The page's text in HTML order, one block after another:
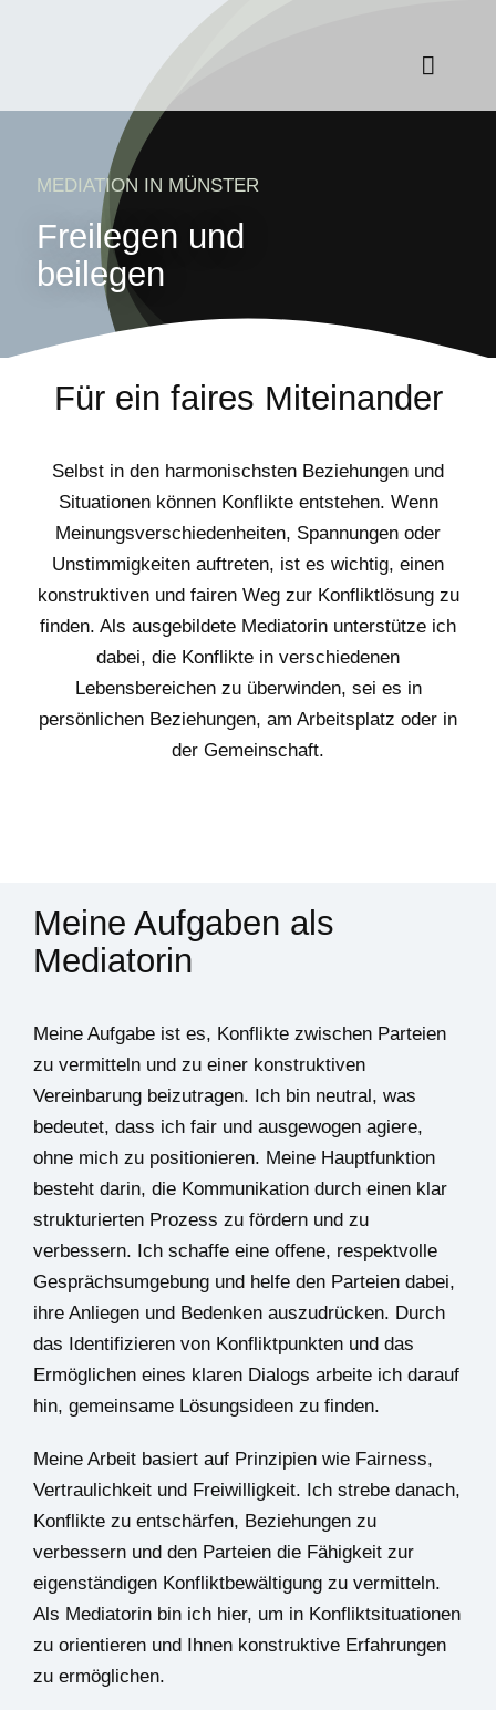
Toggle
MEDIATION IN MÜNSTER
Freilegen und
beilegen
Für ein faires Miteinander
Selbst in den harmonischsten Beziehungen und
Situationen können Konflikte entstehen. Wenn
Meinungsverschiedenheiten, Spannungen oder
Unstimmigkeiten auftreten, ist es wichtig, einen
konstruktiven und fairen Weg zur Konfliktlösung zu
finden. Als ausgebildete Mediatorin unterstütze ich
dabei, die Konflikte in verschiedenen
Lebensbereichen zu überwinden, sei es in
persönlichen Beziehungen, am Arbeitsplatz oder in
der Gemeinschaft.
Meine Aufgaben als
Mediatorin
Meine Aufgabe ist es, Konflikte zwischen Parteien
zu vermitteln und zu einer konstruktiven
Vereinbarung beizutragen. Ich bin neutral, was
bedeutet, dass ich fair und ausgewogen agiere,
ohne mich zu positionieren. Meine Hauptfunktion
besteht darin, die Kommunikation durch einen klar
strukturierten Prozess zu fördern und zu
verbessern. Ich schaffe eine offene, respektvolle
Gesprächsumgebung und helfe den Parteien dabei,
ihre Anliegen und Bedenken auszudrücken. Durch
das Identifizieren von Konfliktpunkten und das
Ermöglichen eines klaren Dialogs arbeite ich darauf
hin, gemeinsame Lösungsideen zu finden.
Meine Arbeit basiert auf Prinzipien wie Fairness,
Vertraulichkeit und Freiwilligkeit. Ich strebe danach,
Konflikte zu entschärfen, Beziehungen zu
verbessern und den Parteien die Fähigkeit zur
eigenständigen Konfliktbewältigung zu vermitteln.
Als Mediatorin bin ich hier, um in Konfliktsituationen
zu orientieren und Ihnen konstruktive Erfahrungen
zu ermöglichen.